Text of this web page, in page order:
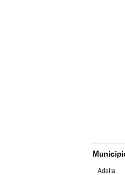
Adalia